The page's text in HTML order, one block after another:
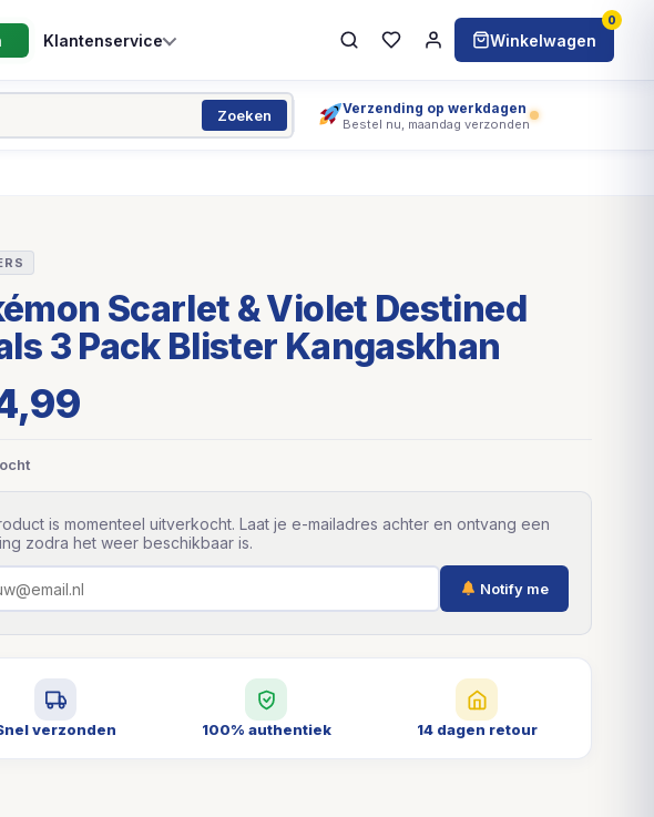
Klantenservice Winkelwagen
0
Zoeken Verzending op werkdagen
Bestel nu, maandag verzonden
Scarlet & Violet Destined
3 Pack Blister Kangaskhan
is momenteel uitverkocht. Laat je e-mailadres achter en ontvang een
zodra het weer beschikbaar is.
Notify me
verzonden 100% authentiek 14 dagen retour